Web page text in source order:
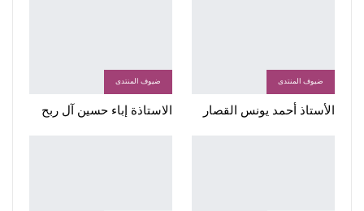
ضيوف المنتدى
الأستاذ أحمد يونس القصار
ضيوف المنتدى
الاستاذة إباء حسين آل ربح